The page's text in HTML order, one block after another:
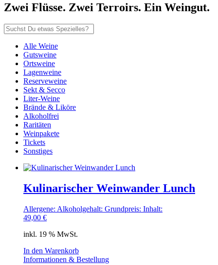
Zwei Flüsse. Zwei Terroirs. Ein Weingut.
Alle Weine
Gutsweine
Ortsweine
Lagenweine
Reserveweine
Sekt & Secco
Liter-Weine
Brände & Liköre
Alkoholfrei
Raritäten
Weinpakete
Tickets
Sonstiges
Kulinarischer Weinwander Lunch
Allergene: Alkoholgehalt: Grundpreis: Inhalt:
49,00 €
inkl. 19 % MwSt.
In den Warenkorb
Informationen & Bestellung